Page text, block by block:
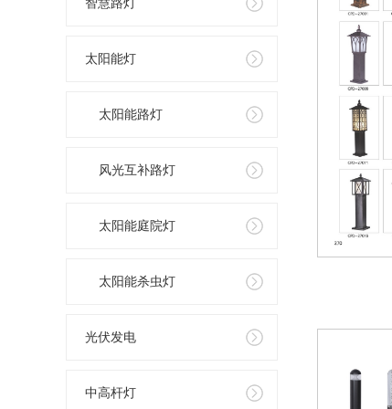
智慧路灯
太阳能灯
太阳能路灯
风光互补路灯
太阳能庭院灯
太阳能杀虫灯
光伏发电
中高杆灯